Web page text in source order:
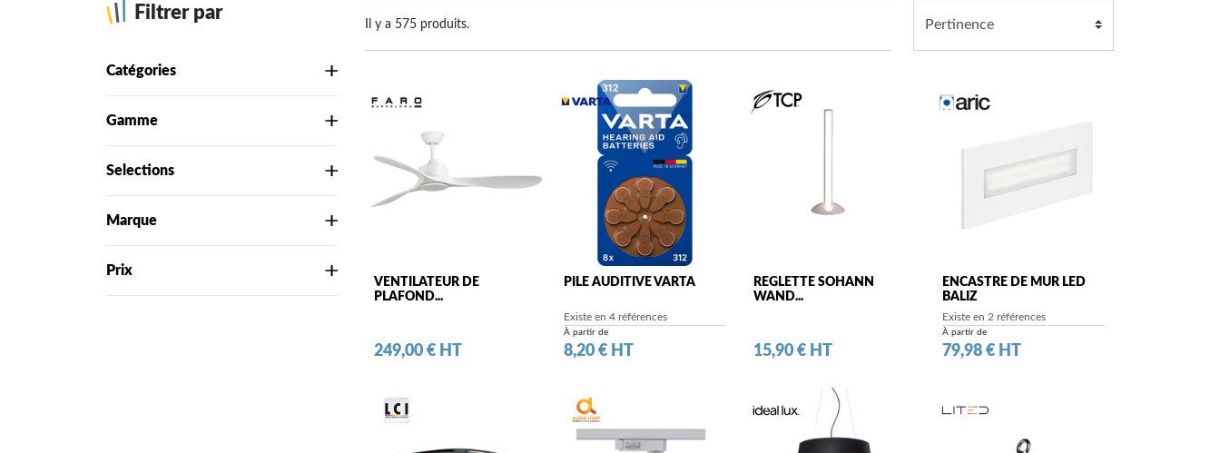
Filtrer par
Catégories
Gamme
Selections
Marque
Prix
Il y a 575 produits.
VENTILATEUR DE
PLAFOND...
Prix
249,00 € HT
PILE AUDITIVE VARTA
Existe en 4 références
À partir de
Prix
8,20 € HT
REGLETTE SOHANN
WAND...
Prix
15,90 € HT
ENCASTRE DE MUR LED
BALIZ
Existe en 2 références
À partir de
Prix
79,98 € HT